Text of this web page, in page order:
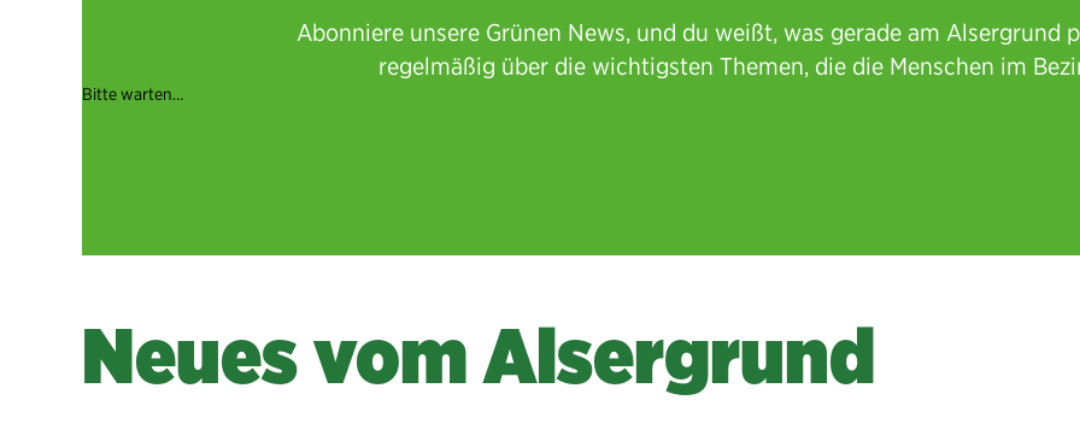
Abonniere unsere Grünen News, und du weißt, was gerade am Alsergrund
regelmäßig über die wichtigsten Themen, die die Menschen im
Bitte warten…
Neues vom Alsergrund